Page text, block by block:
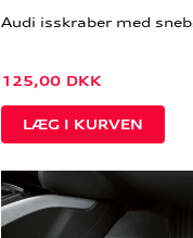
Audi isskraber med
125,00 DKK